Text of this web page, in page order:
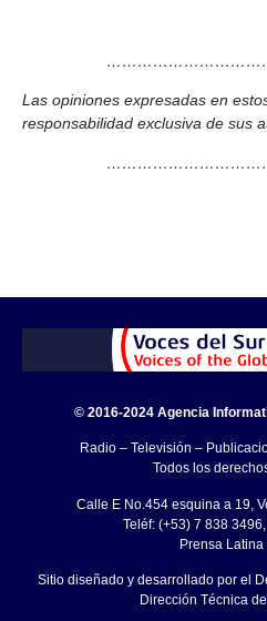
Las opiniones expresadas en
responsabilidad exclusiva de sus
© 2016-2024 Agencia
Radio – Televisión –
Todos los
Calle E No.454 esquina a 19,
Teléf: (+53) 7 838
Prensa
Sitio diseñado y desarrollado por el
Dirección Técnica